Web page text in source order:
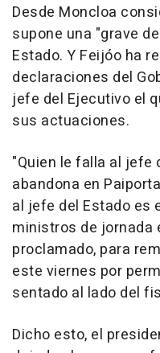
Desde Moncloa
supone una "grave
Estado. Y Feijóo ha
declaraciones del
jefe del Ejecutivo el
sus actuaciones.
"Quien le falla al jefe
abandona en
al jefe del Estado es
ministros de jornada
proclamado, para
este viernes por
sentado al lado del
Dicho esto, el